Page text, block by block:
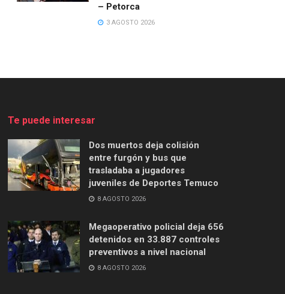
– Petorca
3 AGOSTO 2026
Te puede interesar
Dos muertos deja colisión
entre furgón y bus que
trasladaba a jugadores
juveniles de Deportes Temuco
8 AGOSTO 2026
Megaoperativo policial deja 656
detenidos en 33.887 controles
preventivos a nivel nacional
8 AGOSTO 2026